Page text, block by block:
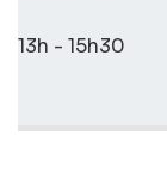
13h - 15h30